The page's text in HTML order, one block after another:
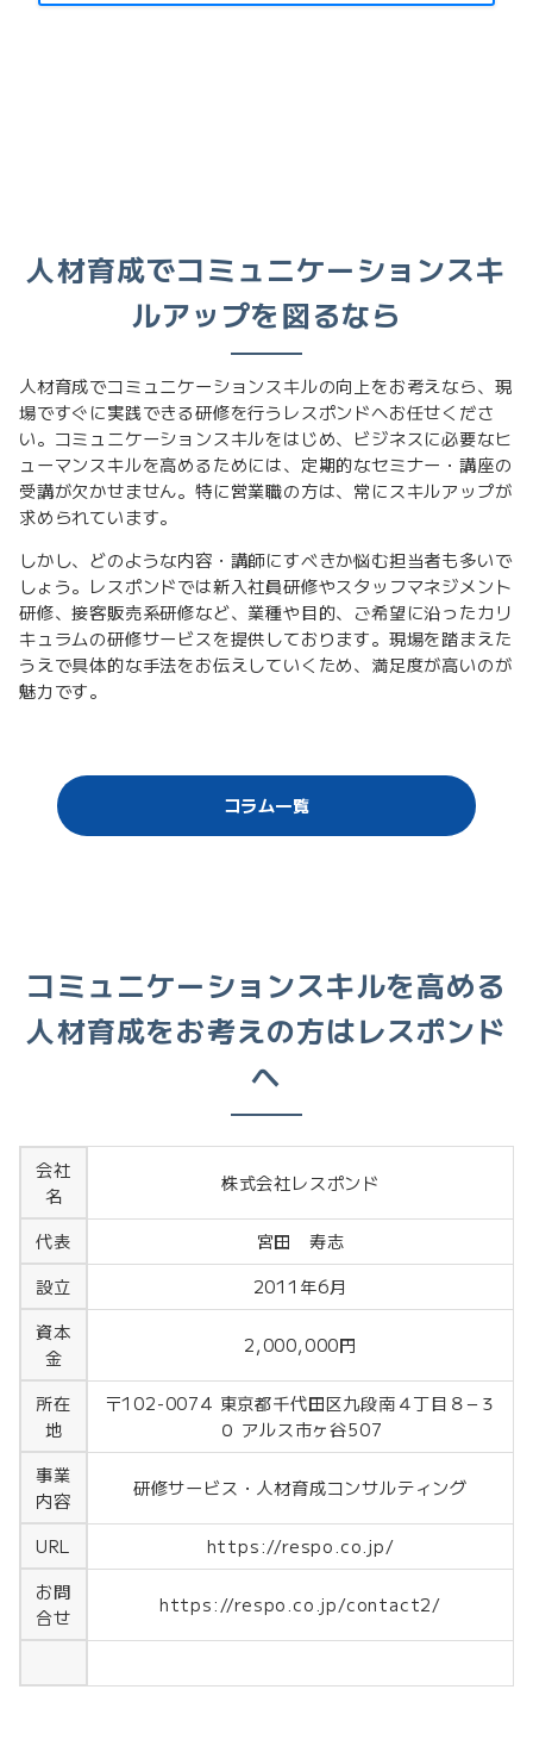
人材育成でコミュニケーションスキ
ルアップを図るなら
人材育成でコミュニケーションスキルの向上をお考えなら、現
場ですぐに実践できる研修を行うレスポンドへお任せくださ
い。コミュニケーションスキルをはじめ、ビジネスに必要なヒ
ューマンスキルを高めるためには、定期的なセミナー・講座の
受講が欠かせません。特に営業職の方は、常にスキルアップが
求められています。
しかし、どのような内容・講師にすべきか悩む担当者も多いで
しょう。レスポンドでは新入社員研修やスタッフマネジメント
研修、接客販売系研修など、業種や目的、ご希望に沿ったカリ
キュラムの研修サービスを提供しております。現場を踏まえた
うえで具体的な手法をお伝えしていくため、満足度が高いのが
魅力です。
コラム一覧
コミュニケーションスキルを高める
人材育成をお考えの方はレスポンド
へ
会社
名
株式会社レスポンド
代表
宮田 寿志
設立
2011年6月
資本
金
2,000,000円
所在
地
〒102-0074 東京都千代田区九段南４丁目８−３
０ アルス市ヶ谷507
事業
内容
研修サービス・人材育成コンサルティング
URL
https://respo.co.jp/
お問
合せ
https://respo.co.jp/contact2/